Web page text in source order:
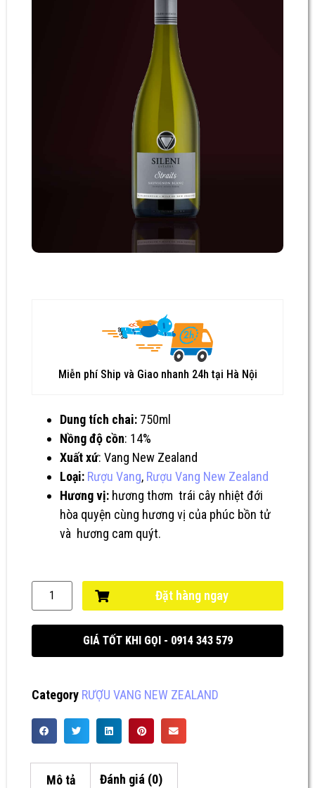
Miễn phí Ship và Giao nhanh 24h tại Hà Nội
Dung tích chai: 750ml
Nồng độ cồn: 14%
Xuất xứ: Vang New Zealand
Loại: Rượu Vang, Rượu Vang New Zealand
Hương vị: hương thơm trái cây nhiệt đới
hòa quyện cùng hương vị của phúc bồn tử
và hương cam quýt.
Đặt hàng ngay
GIÁ TỐT KHI GỌI - 0914 343 579
Category RƯỢU VANG NEW ZEALAND
Mô tả Đánh giá (0)